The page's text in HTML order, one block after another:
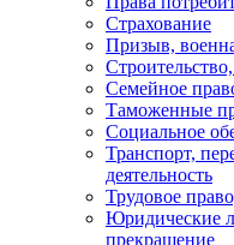
Страхование
Призыв,
Семейное
Таможенные
Социальное
Транспорт,
деятельность
Трудовое
Юридические
прекращение